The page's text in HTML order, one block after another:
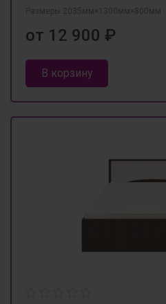
Размеры 2035мм×1300мм×800мм
от 12 900 ₽
В корзину